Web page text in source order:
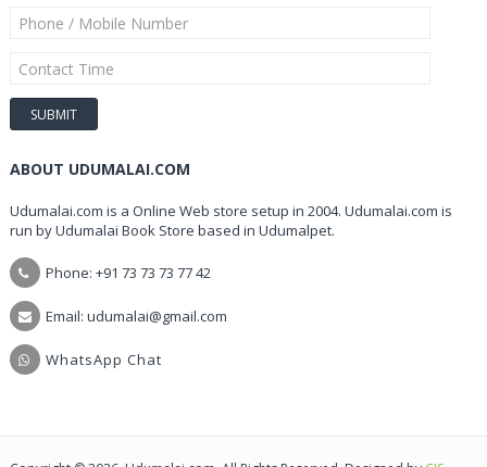
ABOUT UDUMALAI.COM
Udumalai.com is a Online Web store setup in 2004. Udumalai.com is
run by Udumalai Book Store based in Udumalpet.
Phone: +91 73 73 73 77 42
Email: udumalai@gmail.com
WhatsApp Chat